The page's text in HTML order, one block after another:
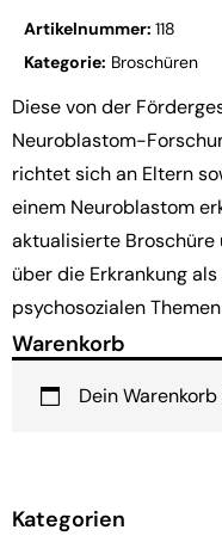
Artikelnummer: 118
Kategorie: Broschüren
Diese von der
Neuroblastom-
richtet sich an Eltern
einem Neuroblastom
aktualisierte Broschüre
über die Erkrankung
psychosozialen
Warenkorb
Dein
Kategorien